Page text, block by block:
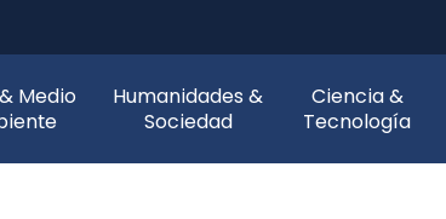
Medio
Humanidades &
Sociedad
Ciencia &
Tecnología